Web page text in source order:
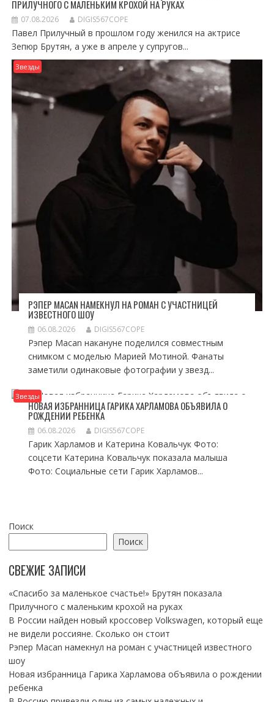
ПРИЛУЧНОГО С МАЛЕНЬКИМ КРОХОЙ НА РУКАХ
07.08.2026 DIGIS567COPE
Павел Прилучный в прошлом году женился на актрисе
Зепюр Брутян, а уже в апреле у супругов...
Звезды
РЭПЕР MACAN НАМЕКНУЛ НА РОМАН С УЧАСТНИЦЕЙ
ИЗВЕСТНОГО ШОУ
06.08.2026 DIGIS567COPE
Рэпер Macan накануне поделился совместным
снимком с моделью Марией Мотиной. Фанаты
заметили одинаковые фотографии у звезд...
Звезды
НОВАЯ ИЗБРАННИЦА ГАРИКА ХАРЛАМОВА ОБЪЯВИЛА О
РОЖДЕНИИ РЕБЕНКА
06.08.2026 DIGIS567COPE
Гарик Харламов и Катерина Ковальчук Фото:
соцсети Катерина Ковальчук показала малыша
Фото: Социальные сети Гарик Харламов...
Поиск
Поиск
СВЕЖИЕ ЗАПИСИ
«Спасибо за маленькое счастье!» Брутян показала
Прилучного с маленьким крохой на руках
В России найден новый кроссовер Volkswagen, который еще
не видели россияне. Сколько он стоит
Рэпер Macan намекнул на роман с участницей известного
шоу
Новая избранница Гарика Харламова объявила о рождении
ребенка